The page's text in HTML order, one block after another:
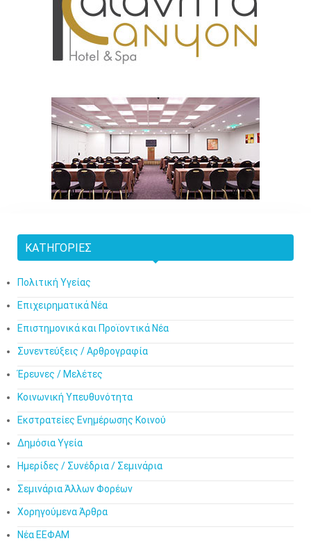
ΚΑΤΗΓΟΡΊΕΣ
Πολιτική Υγείας
Επιχειρηματικά Νέα
Επιστημονικά και Προϊοντικά Νέα
Συνεντεύξεις / Αρθρογραφία
Έρευνες / Μελέτες
Κοινωνική Υπευθυνότητα
Εκστρατείες Ενημέρωσης Κοινού
Δημόσια Υγεία
Ημερίδες / Συνέδρια / Σεμινάρια
Σεμινάρια Άλλων Φορέων
Χορηγούμενα Άρθρα
Νέα ΕΕΦΑΜ